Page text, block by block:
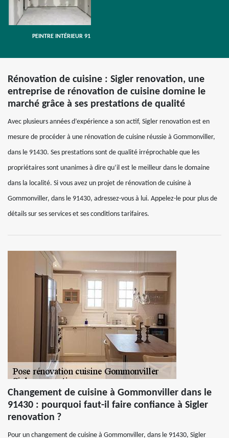
PEINTRE INTÉRIEUR 91
Rénovation de cuisine : Sigler renovation, une
entreprise de rénovation de cuisine domine le
marché grâce à ses prestations de qualité
Avec plusieurs années d’expérience a son actif, Sigler renovation est en
mesure de procéder à une rénovation de cuisine réussie à Gommonviller,
dans le 91430. Ses prestations sont de qualité irréprochable que les
propriétaires sont unanimes à dire qu’il est le meilleur dans le domaine
dans la localité. Si vous avez un projet de rénovation de cuisine à
Gommonviller, dans le 91430, adressez-vous à lui. Appelez-le pour plus de
détails sur ses services et ses conditions tarifaires.
Changement de cuisine à Gommonviller dans le
91430 : pourquoi faut-il faire confiance à Sigler
renovation ?
Pour un changement de cuisine à Gommonviller, dans le 91430, Sigler